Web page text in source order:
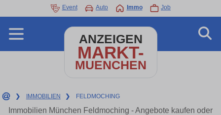
Event Auto Immo Job
ANZEIGEN
MARKT-
MUENCHEN
❯ IMMOBILIEN ❯ FELDMOCHING
Immobilien München Feldmoching - Angebote kaufen oder